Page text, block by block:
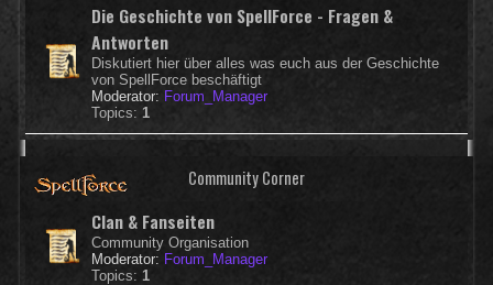
Die Geschichte von SpellForce - Fragen &
Antworten
Diskutiert hier über alles was euch aus der Geschichte
von SpellForce beschäftigt
Moderator: Forum_Manager
Topics: 1
Community Corner
Clan & Fanseiten
Community Organisation
Moderator: Forum_Manager
Topics: 1